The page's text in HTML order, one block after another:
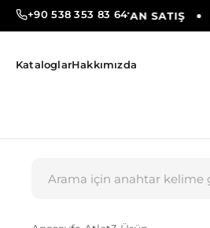
+90 538 353 83 64
SATIŞ TOPTAN SATIŞ
KataloglarHakkımızda